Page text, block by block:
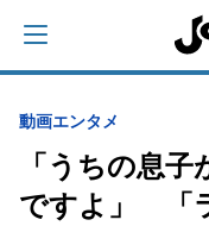
動画エンタメ
「うちの息
ですよ」 「